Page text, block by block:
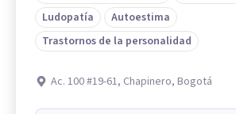
Ludopatía
Autoestima
Trastornos de la personalidad
Ac. 100 #19-61, Chapinero, Bogotá